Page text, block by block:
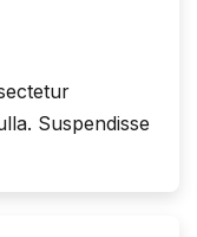
Suspendisse